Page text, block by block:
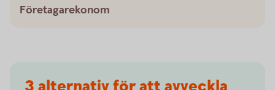
Företagarekonom